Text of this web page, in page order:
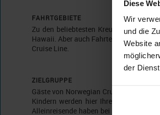
Diese
Wir
und die
Website
der
FAHRTGEBIETE
Zu den beliebtesten
Hawaii. Aber auch Fahrten zum und
Cruise Line.
ZIELGRUPPE
Gäste von Norwegian Cruise Line
Kindern werden hier Ihren Spaß
Alleinreisende haben bei Norwegian